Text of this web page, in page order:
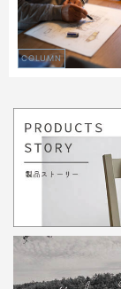
COLUMN